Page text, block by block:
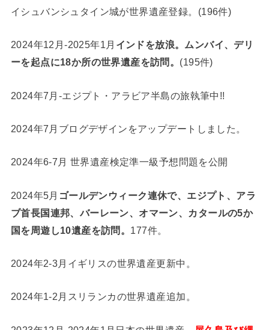
イシュバンシュタイン城が世界遺産登録。(196件)
2024年12月-2025年1月 インドを放浪。ムンバイ、デリ
ーを起点に18か所の世界遺産を訪問。 (195件)
2024年7月-エジプト・アラビア半島の旅執筆中!!
2024年7月ブログデザインをアップデートしました。
2024年6-7月 世界遺産検定準一級予想問題を公開
2024年5月 ゴールデンウィーク連休で、エジプト、アラ
ブ首長国連邦、バーレーン、オマーン、カタールの5か
国を周遊し10遺産を訪問。 177件。
2024年2-3月イギリスの世界遺産更新中。
2024年1-2月スリランカの世界遺産追加。